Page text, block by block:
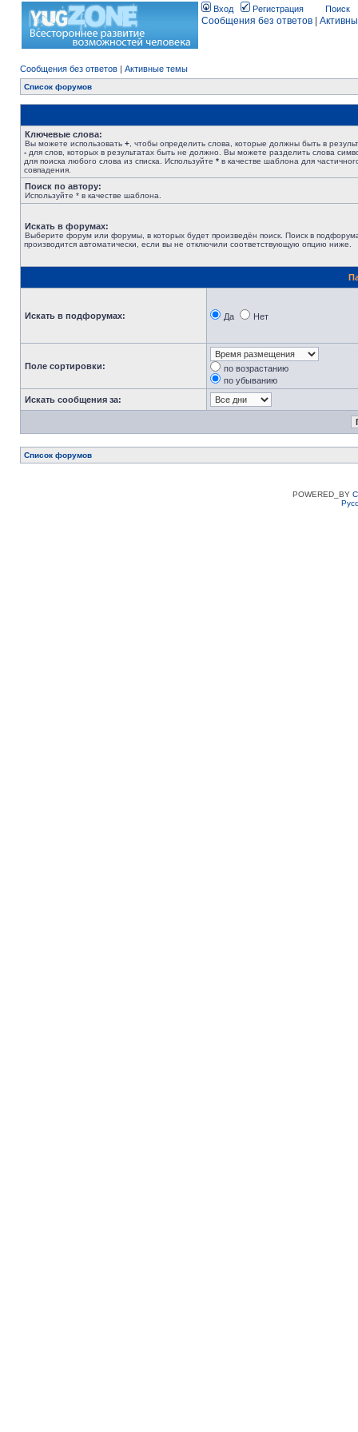
Вход Регистрация Поиск
Сообщения без ответов
Сообщения без ответов | Активные темы
Список форумов
Ключевые слова:
Вы можете использовать + , чтобы определить слова, которые должны быть в
- для слов, которых в результатах быть не должно. Вы можете разделить слова
для поиска любого слова из списка. Используйте * в качестве шаблона для
совпадения.
Поиск по автору:
Используйте * в качестве шаблона.
Искать в форумах:
Выберите форум или форумы, в которых будет произведён поиск. Поиск в
производится автоматически, если вы не отключили соответствующую опцию ниже.
Искать в подфорумах: Да Нет
Поле сортировки:
по возрастанию
по убыванию
Искать сообщения за:
Список форумов
POWERED_BY